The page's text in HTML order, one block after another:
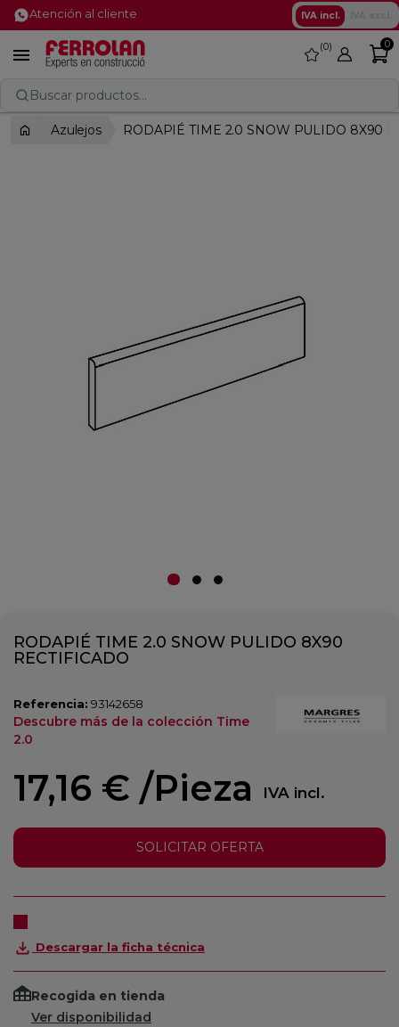
Atención al cliente IVA incl.
 favorite
0 0
Buscar productos...
Azulejos RODAPIÉ TIME 2.0 SNOW PULIDO 8X90
RODAPIÉ TIME 2.0 SNOW PULIDO 8X90
RECTIFICADO
Referencia: 93142658
Descubre más de la colección Time
2.0
17,16 € /Pieza IVA incl.
SOLICITAR OFERTA
Descargar la ficha técnica
Recogida en tienda
Ver disponibilidad